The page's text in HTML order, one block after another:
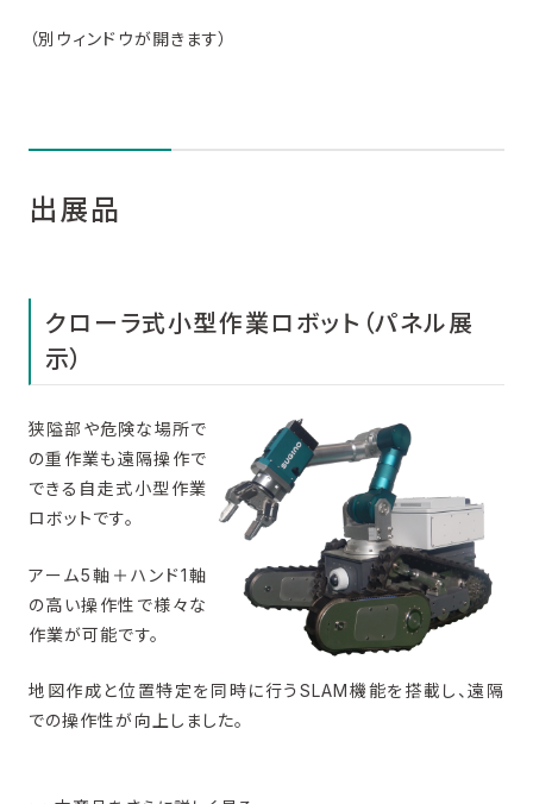
（別ウィンドウが開きます）
出展品
クローラ式小型作業ロボット（パネル展
示）
狭隘部や危険な場所で
の重作業も遠隔操作で
できる自走式小型作業
ロボットです。
アーム5軸＋ハンド1軸
の高い操作性で様々な
作業が可能です。
地図作成と位置特定を同時に行うSLAM機能を搭載し、遠隔
での操作性が向上しました。